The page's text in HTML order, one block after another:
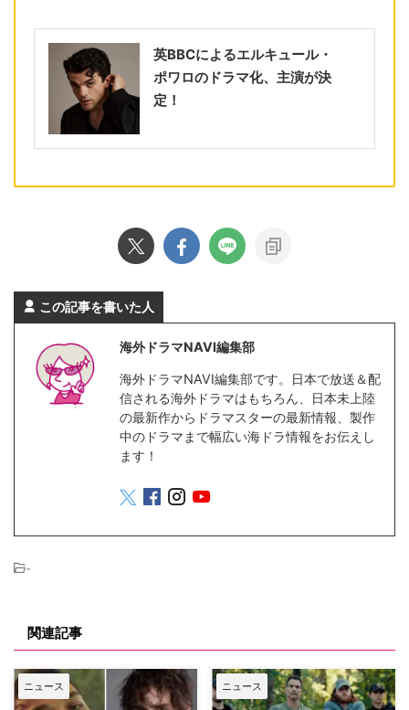
英BBCによるエルキュール・
ポワロのドラマ化、主演が決
定！
この記事を書いた人
海外ドラマNAVI編集部
海外ドラマNAVI編集部です。日本で放送＆配
信される海外ドラマはもちろん、日本未上陸
の最新作からドラマスターの最新情報、製作
中のドラマまで幅広い海ドラ情報をお伝えし
ます！
-
関連記事
ニュース ニュース